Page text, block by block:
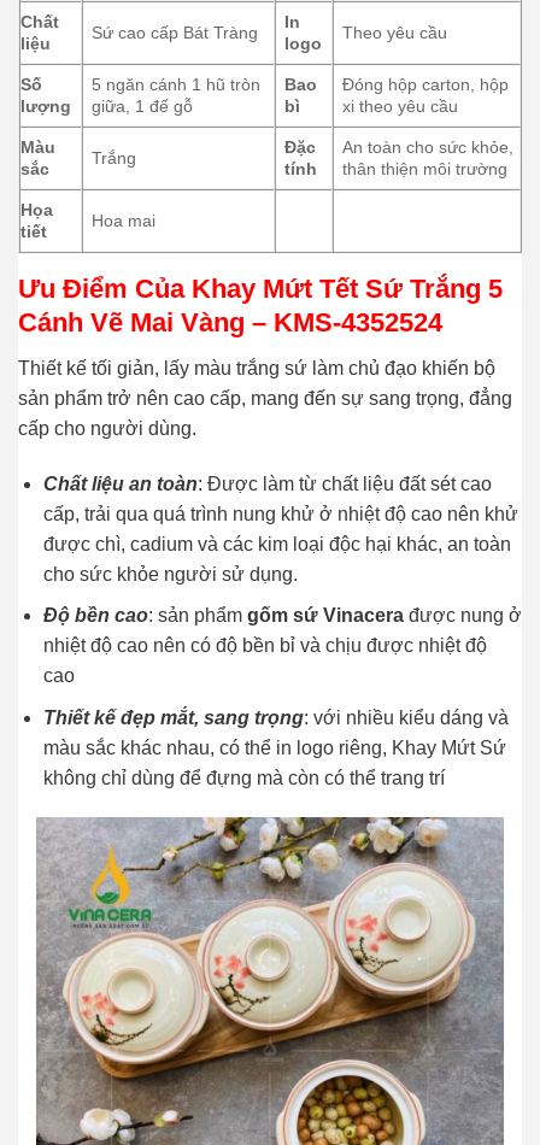
Chất
liệu
Sứ cao cấp Bát Tràng
In
logo
Theo yêu cầu
Số
lượng
5 ngăn cánh 1 hũ tròn
giữa, 1 đế gỗ
Bao
bì
Đóng hộp carton, hộp
xi theo yêu cầu
Màu
sắc
Trắng
Đặc
tính
An toàn cho sức khỏe,
thân thiện môi trường
Họa
tiết
Hoa mai
Ưu Điểm Của Khay Mứt Tết Sứ Trắng 5
Cánh Vẽ Mai Vàng – KMS-4352524
Thiết kế tối giản, lấy màu trắng sứ làm chủ đạo khiến bộ
sản phẩm trở nên cao cấp, mang đến sự sang trọng, đẳng
cấp cho người dùng.
Chất liệu an toàn: Được làm từ chất liệu đất sét cao
cấp, trải qua quá trình nung khử ở nhiệt độ cao nên khử
được chì, cadium và các kim loại độc hại khác, an toàn
cho sức khỏe người sử dụng.
Độ bền cao: sản phẩm gốm sứ Vinacerađược nung ở
nhiệt độ cao nên có độ bền bỉ và chịu được nhiệt độ
cao
Thiết kế đẹp mắt, sang trọng: với nhiều kiểu dáng và
màu sắc khác nhau, có thể in logo riêng, Khay Mứt Sứ
không chỉ dùng để đựng mà còn có thể trang trí